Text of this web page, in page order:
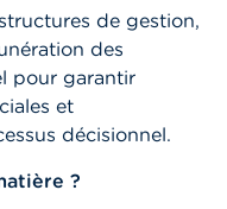
de gestion,
des
pour garantir
et
décisionnel.
?